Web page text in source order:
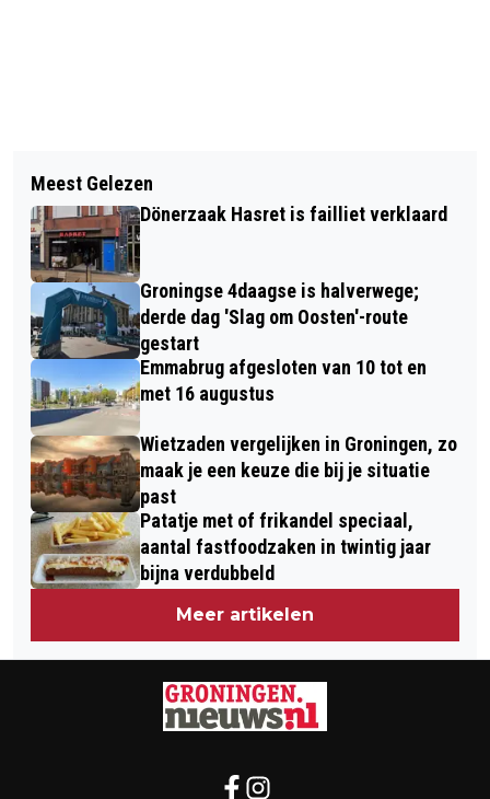
TE HARD RIJDEN EN BOCHT TE LAAT
ZIEN ZIJN OORZAKEN PROBLEMEN
MARIO KART‐BOCHT
DEEL HELPERZOOM VOLGENDE WEEK
VIER DAGEN DICHT
Meest Gelezen
Dönerzaak Hasret is failliet verklaard
Groningse 4daagse is halverwege;
derde dag 'Slag om Oosten'-route
gestart
Emmabrug afgesloten van 10 tot en
met 16 augustus
Wietzaden vergelijken in Groningen, zo
maak je een keuze die bij je situatie
past
Patatje met of frikandel speciaal,
aantal fastfoodzaken in twintig jaar
bijna verdubbeld
Meer artikelen